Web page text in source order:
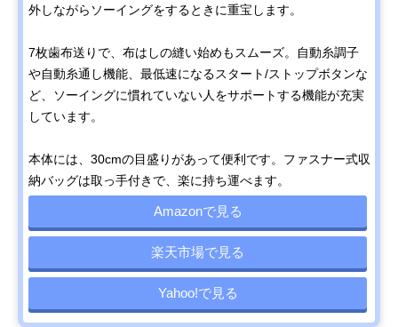
外しながらソーイングをするときに重宝します。
7枚歯布送りで、布はしの縫い始めもスムーズ。自動糸調子
や自動糸通し機能、最低速になるスタート/ストップボタンな
ど、ソーイングに慣れていない人をサポートする機能が充実
しています。
本体には、30cmの目盛りがあって便利です。ファスナー式収
納バッグは取っ手付きで、楽に持ち運べます。
Amazonで見る
楽天市場で見る
Yahoo!で見る